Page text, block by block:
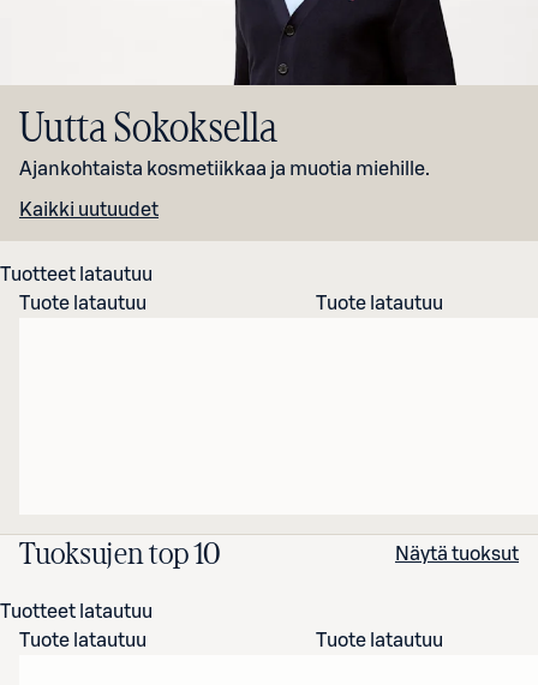
Uutta Sokoksella
Ajankohtaista kosmetiikkaa ja muotia miehille.
Kaikki uutuudet
Tuotteet latautuu
Tuote latautuu
Tuote latautuu
Tuoksujen top10 Näytä tuoksut
Tuotteet latautuu
Tuote latautuu
Tuote latautuu